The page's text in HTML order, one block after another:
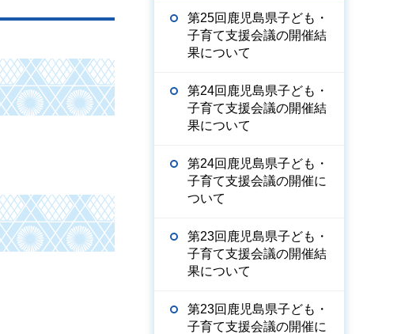
第25回鹿児島県子ども・
子育て支援会議の開催結
果について
第24回鹿児島県子ども・
子育て支援会議の開催結
果について
第24回鹿児島県子ども・
子育て支援会議の開催に
ついて
第23回鹿児島県子ども・
子育て支援会議の開催結
果について
第23回鹿児島県子ども・
子育て支援会議の開催に